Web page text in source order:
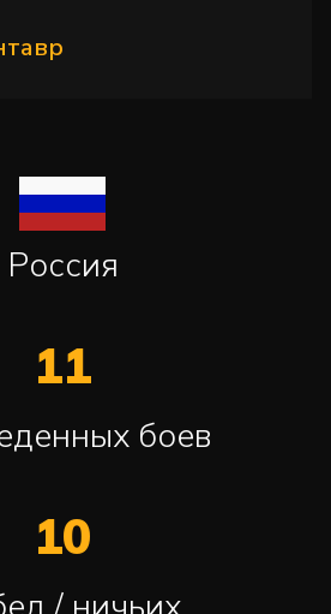
Россия
11
боев
10